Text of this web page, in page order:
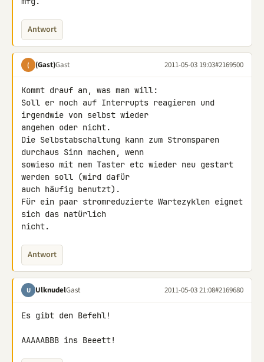
Antwort
( (Gast)Gast 2011-05-03 19:03#2169500
Kommt drauf an, was man will:
Soll er noch auf Interrupts reagieren und
irgendwie von selbst wieder
angehen oder nicht.
Die Selbstabschaltung kann zum Stromsparen
durchaus Sinn machen, wenn
sowieso mit nem Taster etc wieder neu gestart
werden soll (wird dafür
auch häufig benutzt).
Für ein paar stromreduzierte Wartezyklen eignet
sich das natürlich
nicht.
Antwort
U UlknudelGast 2011-05-03 21:08#2169680
Es gibt den Befehl!
AAAAABBB ins Beeett!